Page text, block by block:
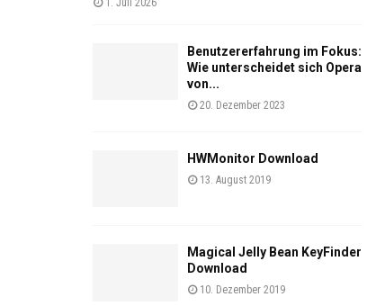
1. Juli 2026
Benutzererfahrung im Fokus:
Wie unterscheidet sich Opera
von...
20. Dezember 2023
HWMonitor Download
13. August 2019
Magical Jelly Bean KeyFinder
Download
10. Dezember 2019